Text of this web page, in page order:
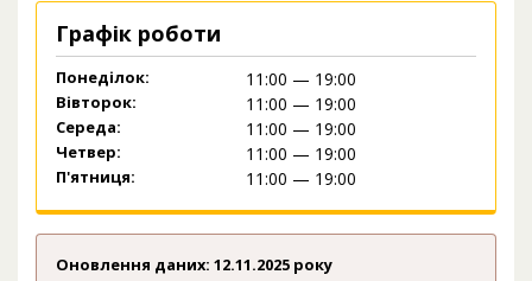
Графік роботи
Понеділок: 11:00 — 19:00
Вівторок: 11:00 — 19:00
Середа: 11:00 — 19:00
Четвер: 11:00 — 19:00
П'ятниця: 11:00 — 19:00
Оновлення даних: 12.11.2025 року